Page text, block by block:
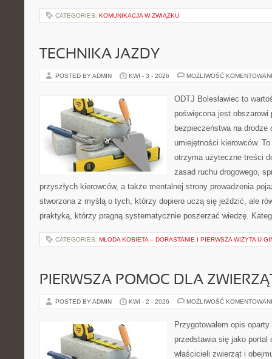
CATEGORIES: KOMUNIKACJA W ZWIĄZKU
TECHNIKA JAZDY
POSTED BY ADMIN KWI - 3 - 2026 MOŻLIWOŚĆ
ODTJ Bolesławiec to
poświęcona jest obszarowi
bezpieczeństwa na drodze
umiejętności kierowców.
otrzyma użyteczne treści
zasad ruchu drogowego,
przyszłych kierowców, a także mentalnej strony prowadzenia
stworzona z myślą o tych, którzy dopiero uczą się jeździć, ale
praktyką, którzy pragną systematycznie poszerzać wiedzę.
CATEGORIES: MŁODA KOBIETA – DORASTANIE I PIERWSZA WIZYTA U
PIERWSZA POMOC DLA
POSTED BY ADMIN KWI - 2 - 2026 MOŻLIWOŚĆ
Przygotowałem opis
przedstawia się jako portal
właścicieli zwierząt i